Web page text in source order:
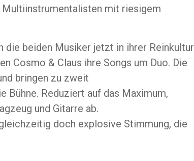
mit riesigem
die beiden Musiker jetzt in ihrer Reinkultur
Cosmo & Claus ihre Songs um Duo. Die
bringen zu zweit
Bühne. Reduziert auf das Maximum,
und Gitarre ab.
doch explosive Stimmung, die